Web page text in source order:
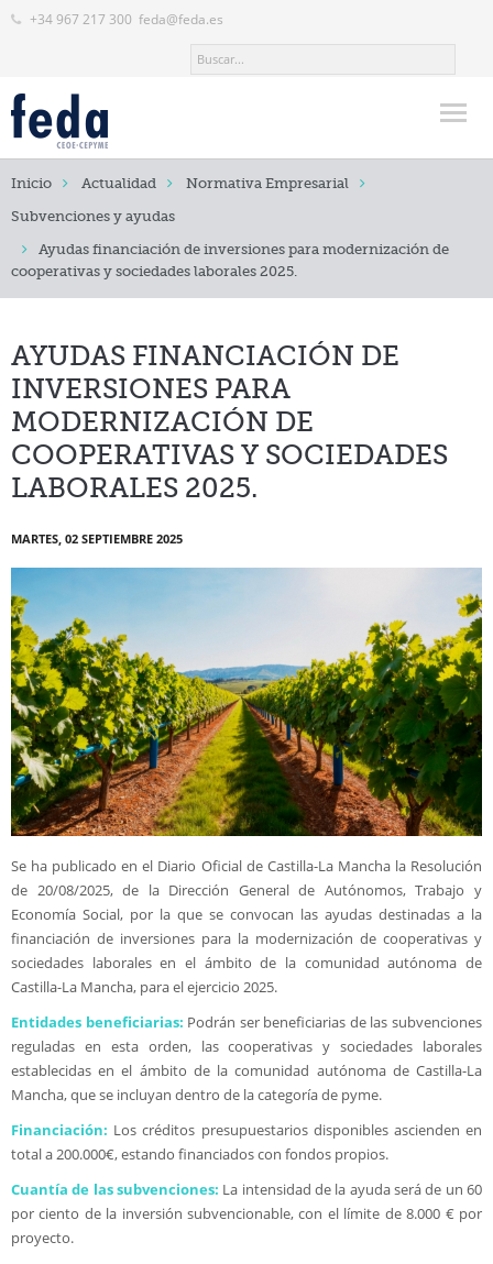
+34 967 217 300 feda@feda.es
Inicio
FEDA
Actualidad
Noticias
Normativa Empresarial
Eventos y Actividades
Revistas
Servicios
Formación
Contacto
Inicio Actualidad Normativa Empresarial
Subvenciones y ayudas
Ayudas financiación de inversiones para modernización de
cooperativas y sociedades laborales 2025.
AYUDAS FINANCIACIÓN DE
INVERSIONES PARA
MODERNIZACIÓN DE
COOPERATIVAS Y SOCIEDADES
LABORALES 2025.
MARTES, 02 SEPTIEMBRE 2025
Se ha publicado en el Diario Oficial de Castilla-La Mancha la Resolución
de 20/08/2025, de la Dirección General de Autónomos, Trabajo y
Economía Social, por la que se convocan las ayudas destinadas a la
financiación de inversiones para la modernización de cooperativas y
sociedades laborales en el ámbito de la comunidad autónoma de
Castilla-La Mancha, para el ejercicio 2025.
Entidades beneficiarias: Podrán ser beneficiarias de las subvenciones
reguladas en esta orden, las cooperativas y sociedades laborales
establecidas en el ámbito de la comunidad autónoma de Castilla-La
Mancha, que se incluyan dentro de la categoría de pyme.
Financiación: Los créditos presupuestarios disponibles ascienden en
total a 200.000€, estando financiados con fondos propios.
Cuantía de las subvenciones: La intensidad de la ayuda será de un 60
por ciento de la inversión subvencionable, con el límite de 8.000 € por
proyecto.